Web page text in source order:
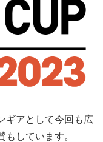
ギアとして今回も広
しています。